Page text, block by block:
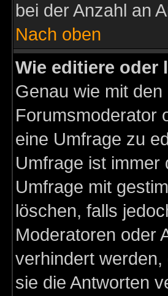
bei der Anzahl an
Nach oben
Wie editiere oder
Genau wie mit
Forumsmoderator
eine Umfrage zu
Umfrage ist immer
Umfrage mit
löschen, falls
Moderatoren oder
verhindert
sie die Antworten